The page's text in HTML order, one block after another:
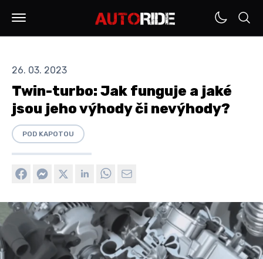
26. 03. 2023
Twin-turbo: Jak funguje a jaké
jsou jeho výhody či nevýhody?
POD KAPOTOU